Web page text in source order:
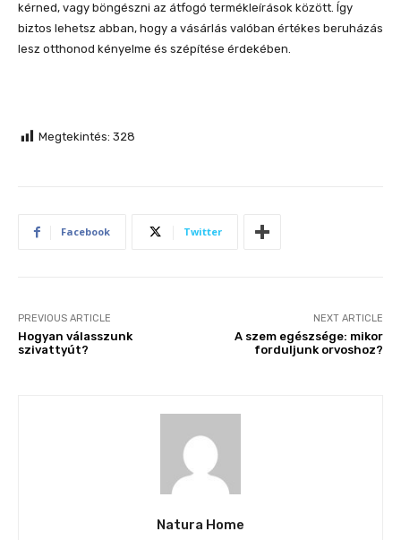
kérned, vagy böngészni az átfogó termékleírások között. Így
biztos lehetsz abban, hogy a vásárlás valóban értékes beruházás
lesz otthonod kényelme és szépítése érdekében.
Megtekintés: 328
Facebook Twitter
PREVIOUS ARTICLE
Hogyan válasszunk
szivattyút?
NEXT ARTICLE
A szem egészsége: mikor
forduljunk orvoshoz?
Natura Home